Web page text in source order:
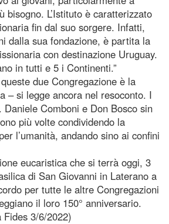
bisogno. L’Istituto è caratterizzato
fin dal suo sorgere. Infatti,
dalla sua fondazione, è partita la
con destinazione Uruguay.
in tutti e 5 i Continenti.”
due Congregazione è la
– si legge ancora nel resoconto. I
Comboni e Don Bosco sin
più volte condividendo la
l’umanità, andando sino ai confini
eucaristica che si terrà oggi, 3
di San Giovanni in Laterano a
per tutte le altre Congregazioni
il loro 150° anniversario.
3/6/2022)